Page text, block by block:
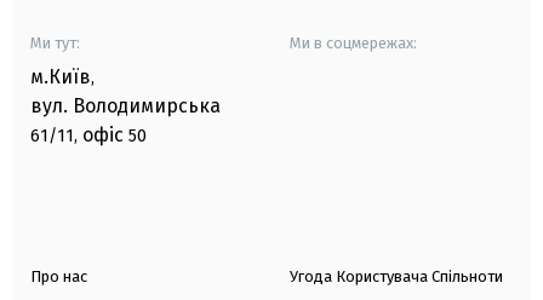
Ми тут:
м.Київ,
вул. Володимирська
61/11, офіс 50
Ми в соцмережах:
Про нас Угода Користувача Спільноти